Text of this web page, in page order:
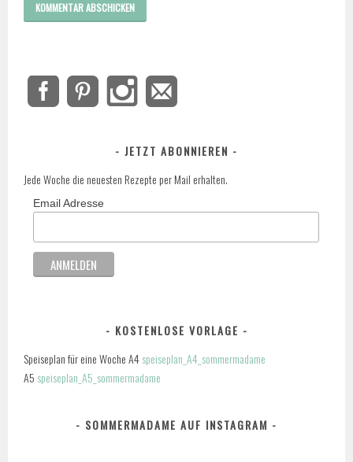
JETZT ABONNIEREN
Jede Woche die neuesten Rezepte per Mail erhalten.
Email Adresse
KOSTENLOSE VORLAGE
Speiseplan für eine Woche A4speiseplan_A4_sommermadame
A5 speiseplan_A5_sommermadame
SOMMERMADAME AUF INSTAGRAM